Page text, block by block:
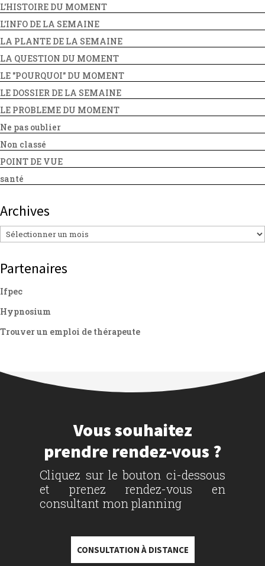
L'HISTOIRE DU MOMENT
L'INFO DE LA SEMAINE
LA PLANTE DE LA SEMAINE
LA QUESTION DU MOMENT
LE "POURQUOI" DU MOMENT
LE DOSSIER DE LA SEMAINE
LE PROBLEME DU MOMENT
Ne pas oublier
Non classé
POINT DE VUE
santé
Archives
Archives
Partenaires
Ifpec
Hypnosium
Trouver un emploi de thérapeute
Vous souhaitez
prendre rendez-vous ?
Cliquez sur le bouton ci-dessous
et prenez rendez-vous en
consultant mon planning
CONSULTATION À DISTANCE